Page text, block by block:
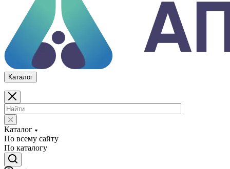
Каталог
По всему сайту
По каталогу
Войти
0
Сравнение
Избранное
0 Корзина